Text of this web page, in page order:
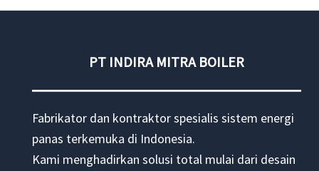
PT INDIRA MITRA BOILER
Fabrikator dan kontraktor spesialis sistem energi
panas terkemuka di Indonesia.
Kami menghadirkan solusi total mulai dari desain